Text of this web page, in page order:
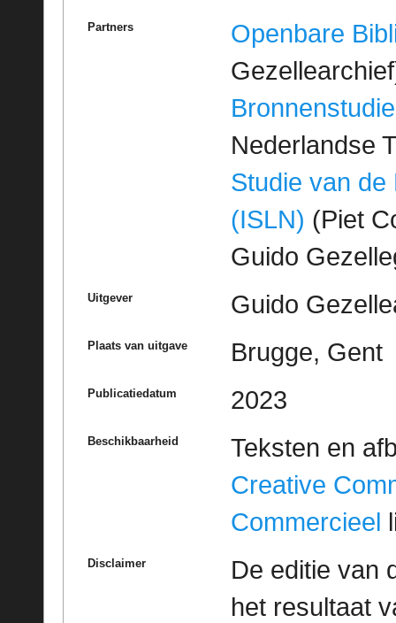
Partners
Openbare
Bronnenstudie
Nederlandse
Studie van de
(ISLN) (Piet
Guido
Uitgever Guido
Plaats van uitgave Brugge, Gent
Publicatiedatum 2023
Beschikbaarheid
Teksten en
Creative
Commercieel
Disclaimer
De editie van
het resultaat